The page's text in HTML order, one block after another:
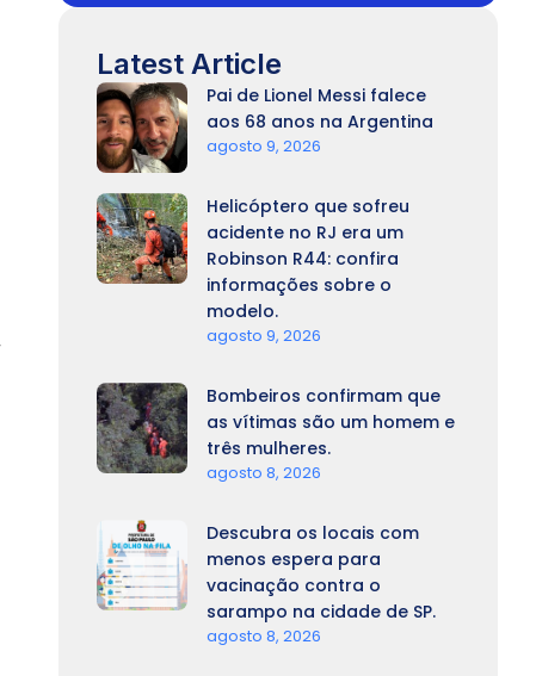
Latest Article
Pai de Lionel Messi falece
aos 68 anos na Argentina
agosto 9, 2026
Helicóptero que sofreu
acidente no RJ era um
Robinson R44: confira
informações sobre o
modelo.
agosto 9, 2026
Bombeiros confirmam que
as vítimas são um homem e
três mulheres.
agosto 8, 2026
Descubra os locais com
menos espera para
vacinação contra o
sarampo na cidade de SP.
agosto 8, 2026